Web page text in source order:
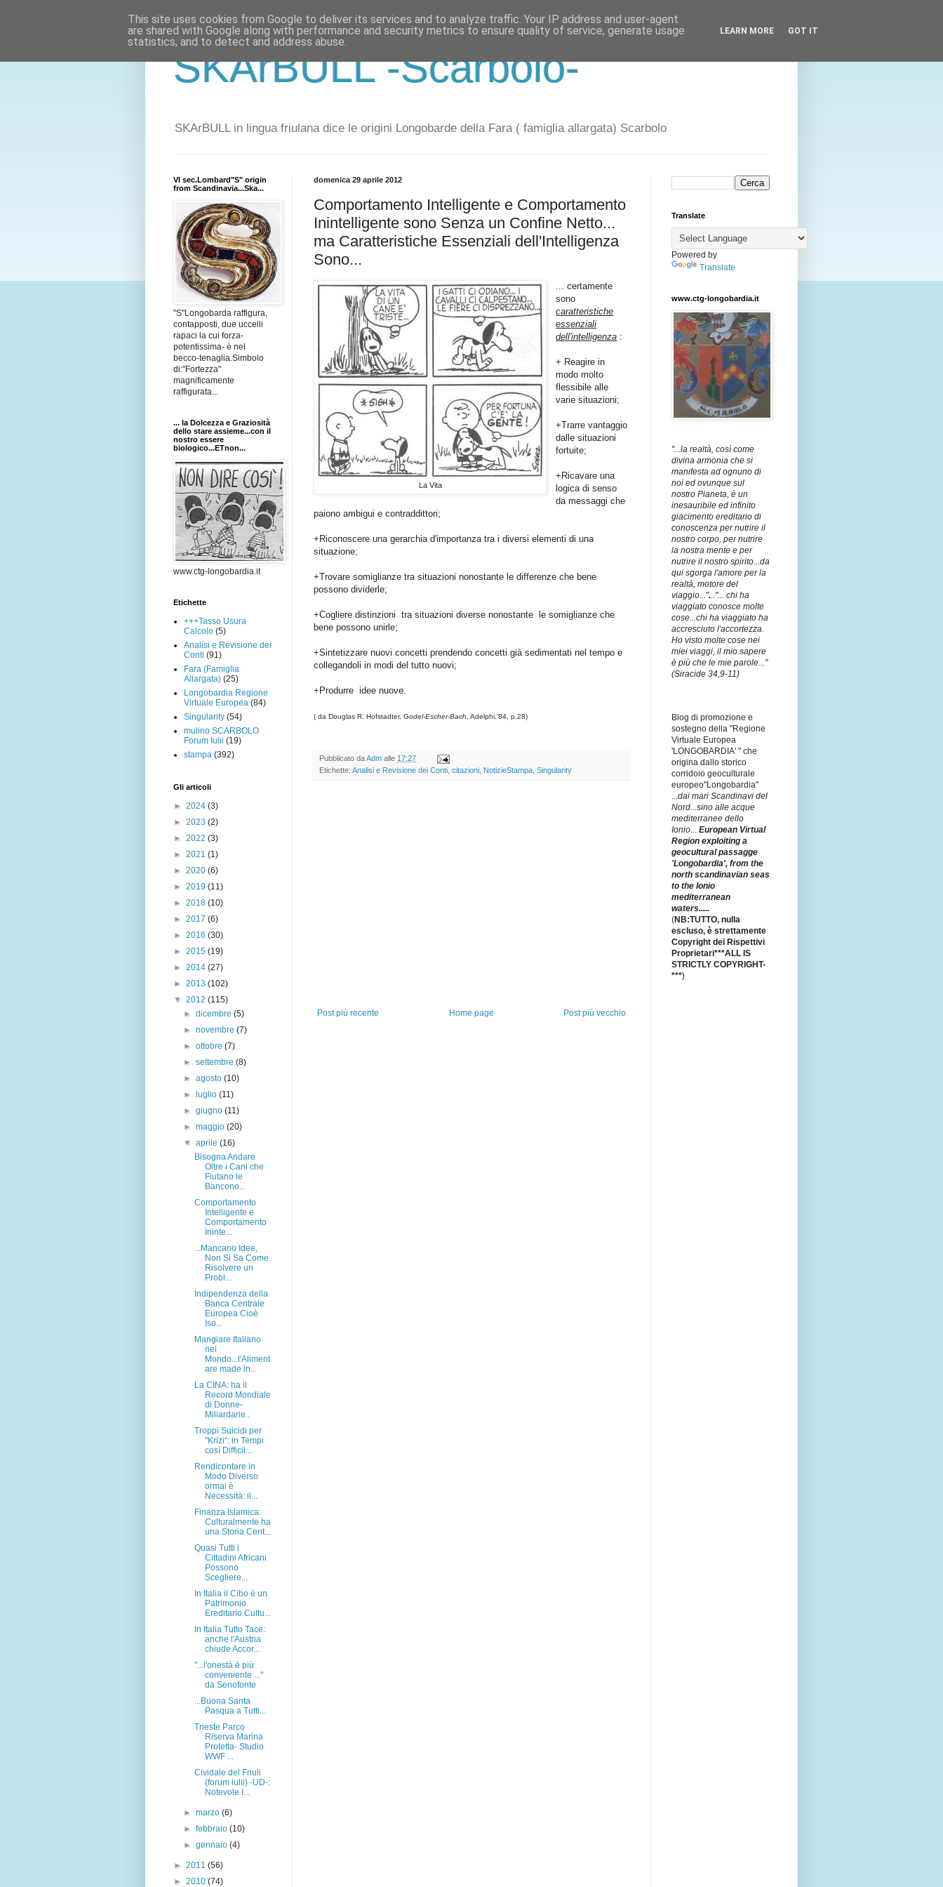
SKArBULL -Scarbolo-
SKArBULL in lingua friulana dice le origini Longobarde della Fara ( famiglia allargata) Scarbolo
domenica 29 aprile 2012
Comportamento Intelligente e Comportamento
Inintelligente sono Senza un Confine Netto...
ma Caratteristiche Essenziali dell'Intelligenza
Sono...
La Vita
... certamente
sono
caratteristiche
essenziali
dell'intelligenza :
+ Reagire in
modo molto
flessibile alle
varie situazioni;
+Trarre vantaggio
dalle situazioni
fortuite;
+Ricavare una
logica di senso
da messaggi che
paiono ambigui e contraddittori;
+Riconoscere una gerarchia d'importanza tra i diversi elementi di una
situazione;
+Trovare somiglianze tra situazioni nonostante le differenze che bene
possono dividerle;
+Cogliere distinzioni tra situazioni diverse nonostante le somiglianze che
bene possono unirle;
+Sintetizzare nuovi concetti prendendo concetti già sedimentati nel tempo e
collegandoli in modi del tutto nuovi;
+Produrre idee nuove.
( da Douglas R. Hofstadter, Godel-Escher-Bach , Adelphi,'84, p.28)
Pubblicato daAdm alle 17:27
Etichette: Analisi e Revisione dei Conti citazioni NotizieStampa Singularity
Post più recente Post più vecchio
Home page
VI sec.Lombard"S" origin
from Scandinavia...Ska...
"S"Longobarda raffigura,
contapposti, due uccelli
rapaci la cui forza-
potentissima- è nel
becco-tenaglia.Simbolo
di:"Fortezza"
magnificamente
raffigurata...
... la Dolcezza e Graziosità
dello stare assieme...con il
nostro essere
biologico...ETnon...
www.ctg-longobardia.it
Etichette
+++Tasso Usura
Calcolo (5)
Analisi e Revisione dei
Conti (91)
Fara (Famiglia
Allargata) (25)
Longobardia Regione
Virtuale Europea (84)
Singularity (54)
mulino SCARBOLO
Forum Iulii (19)
stampa (392)
Gli articoli
► 2024 (3)
► 2023 (2)
► 2022 (3)
► 2021 (1)
► 2020 (6)
► 2019 (11)
► 2018 (10)
► 2017 (6)
► 2016 (30)
► 2015 (19)
► 2014 (27)
► 2013 (102)
▼ 2012 (115)
►dicembre(5)
►novembre(7)
►ottobre(7)
►settembre(8)
►agosto(10)
►
luglio(11)
►giugno(11)
►maggio(20)
▼aprile(16)
Bisogna Andare
Oltre i Cani che
Fiutano le
Bancono...
Comportamento
Intelligente e
Comportamento
Ininte...
...Mancano Idee,
Non Si Sa Come
Risolvere un
Probl...
Indipendenza della
Banca Centrale
Europea Cioè
Iso...
Mangiare Italiano
nel
Mondo...l'Aliment
are made in...
La CINA: ha il
Record Mondiale
di Donne-
Miliardarie..
Troppi Suicidi per
"Krizi“: in Tempi
così Difficil...
Rendicontare in
Modo Diverso
ormai è
Necessità: il...
Finanza Islamica:
Culturalmente ha
una Storia Cent...
Quasi Tutti i
Cittadini Africani
Possono
Scegliere...
In Italia il Cibo è un
Patrimonio
Ereditario Cultu...
In Italia Tutto Tace:
anche l'Austria
chiude Accor...
"...l'onestà è più
conveniente ..."
da Senofonte
...Buona Santa
Pasqua a Tutti...
Trieste Parco
Riserva Marina
Protetta- Studio
WWF ...
Cividale del Friuli
(forum iulii) -UD-:
Notevole I...
►marzo(6)
►febbraio(10)
►gennaio(4)
► 2011 (56)
► 2010 (74)
Translate
Powered by
Translate
www.ctg-longobardia.it
"...la realtà, così come
divina armonia che si
manifesta ad ognuno di
noi ed ovunque sul
nostro Pianeta, è un
inesauribile ed infinito
giacimento ereditario di
conoscenza per nutrire il
nostro corpo, per nutrire
la nostra mente e per
nutrire il nostro spirito...da
qui sgorga l'amore per la
realtà, motore del
viaggio..."..."... chi ha
viaggiato conosce molte
cose...chi ha viaggiato ha
accresciuto l'accortezza.
Ho visto molte cose nei
miei viaggi, il mio sapere
è più che le mie parole..."
(Siracide 34,9-11)
Blog di promozione e
sostegno della "Regione
Virtuale Europea
'LONGOBARDIA' " che
origina dallo storico
corridoio geoculturale
europeo"Longobardia"
...dai mari Scandinavi del
Nord...sino alle acque
mediterranee dello
Ionio... European Virtual
Region exploiting a
geocultural passagge
'Longobardia', from the
north scandinavian seas
to the Ionio
mediterranean
waters.....
(NB:TUTTO, nulla
escluso, è strettamente
Copyright dei Rispettivi
Proprietari***ALL IS
STRICTLY COPYRIGHT-
***)
This site uses cookies from Google to deliver its services and to analyze traffic. Your IP address and user-agent
are shared with Google along with performance and security metrics to ensure quality of service, generate usage
statistics, and to detect and address abuse.
LEARN MORE GOT IT